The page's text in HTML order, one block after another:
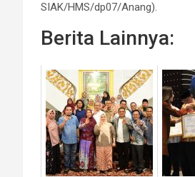
SIAK/HMS/dp07/Anang).
Berita Lainnya: